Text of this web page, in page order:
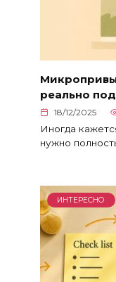
реально
18/12/2025
Иногда
нужно
ИНТЕРЕСНО